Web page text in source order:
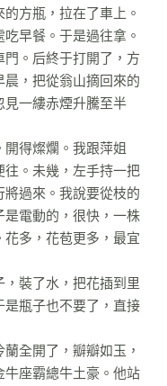
的方瓶，拉在了車上。
早餐。于是過往拿。
。后終于打開了，方
，把從翁山摘回來的
一縷赤煙升騰至半
得燦爛。我跟萍姐
。未幾，左手持一把
過來。我說要從枝的
電動的，很快，一株
多，花苞更多，最宜
裝了水，把花插到里
瓶子也不要了，直接
全開了，瓣瓣如玉，
座霸總牛土豪。他站